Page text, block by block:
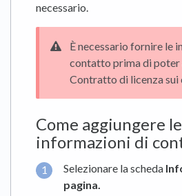
necessario.
È necessario fornire le
contatto prima di
Contratto di licenza sui
Come aggiungere
informazioni di
Selezionare la scheda
pagina.